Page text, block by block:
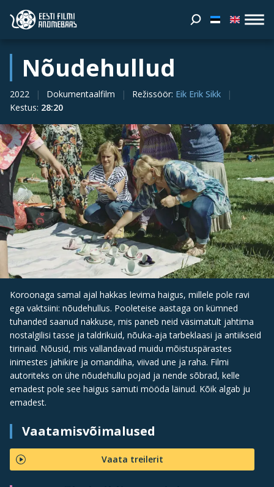
Nõudehullud
2022 Dokumentaalfilm Režissöör: Eik Erik Sikk
Kestus: 28:20
Koroonaga samal ajal hakkas levima haigus, millele pole ravi
ega vaktsiini: nõudehullus. Pooleteise aastaga on kümned
tuhanded saanud nakkuse, mis paneb neid väsimatult jahtima
nostalgilisi tasse ja taldrikuid, nõuka-aja tarbeklaasi ja antiikseid
tirinaid. Nõusid, mis vallandavad muidu mõistuspärastes
inimestes jahikire ja omandiiha, viivad une ja raha. Filmi
autoriteks on ühe nõudehullu pojad ja nende sõbrad, kelle
emadest pole see haigus samuti mööda läinud. Kõik algab ju
emadest.
Vaatamisvõimalused
Vaata treilerit